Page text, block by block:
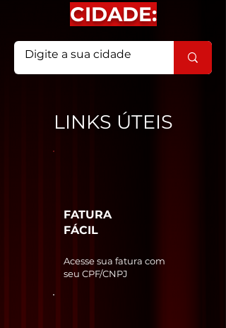
CIDADE:
LINKS ÚTEIS
FATURA
FÁCIL
Acesse sua fatura com
seu CPF/CNPJ